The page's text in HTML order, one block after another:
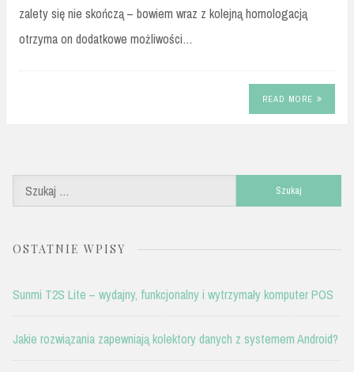
zalety się nie skończą – bowiem wraz z kolejną homologacją
otrzyma on dodatkowe możliwości…
READ MORE
OSTATNIE WPISY
Sunmi T2S Lite – wydajny, funkcjonalny i wytrzymały komputer POS
Jakie rozwiązania zapewniają kolektory danych z systemem Android?